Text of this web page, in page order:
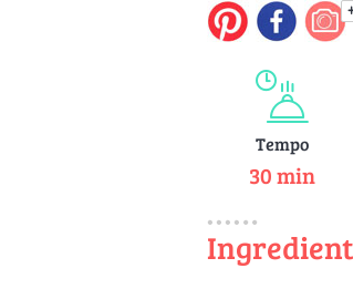
Tempo
30 min